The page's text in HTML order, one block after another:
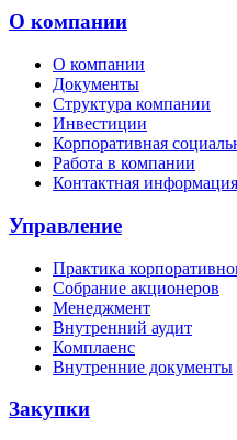
О компании
О компании
Документы
Структура компании
Инвестиции
Корпоративная
Работа в компании
Контактная информация
Управление
Практика
Собрание акционеров
Менеджмент
Внутренний аудит
Комплаенс
Внутренние документы
Закупки